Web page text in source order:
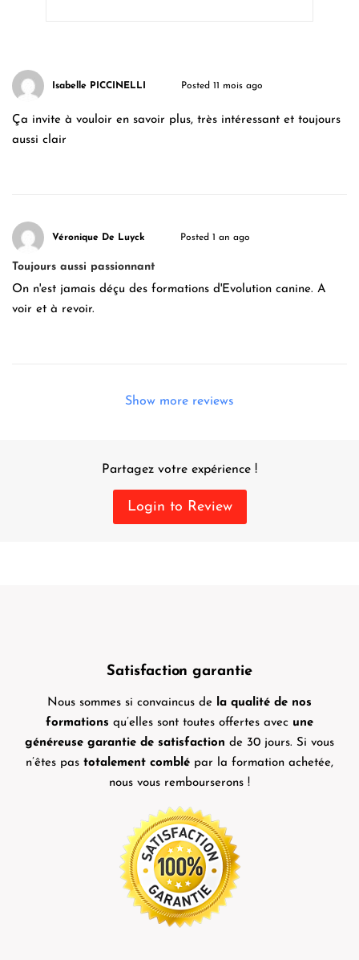
Isabelle PICCINELLI Posted 11 mois ago
Ça invite à vouloir en savoir plus, très intéressant et toujours
aussi clair
Véronique De Luyck Posted 1 an ago
Toujours aussi passionnant
On n'est jamais déçu des formations d'Evolution canine. A
voir et à revoir.
Show more reviews
Partagez votre expérience !
Login to Review
Satisfaction garantie
Nous sommes si convaincus de la qualité de nos
formations qu’elles sont toutes offertes avec une
généreuse garantie de satisfaction de 30 jours. Si vous
n’êtes pas totalement comblé par la formation achetée,
nous vous rembourserons !